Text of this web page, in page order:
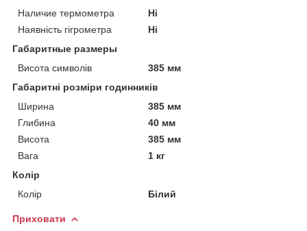
Наличие термометра
Ні
Наявність гігрометра
Ні
Габаритные размеры
Висота символів
385 мм
Габаритні розміри годинників
Ширина
385 мм
Глибина
40 мм
Висота
385 мм
Вага
1 кг
Колір
Колір
Білий
Приховати